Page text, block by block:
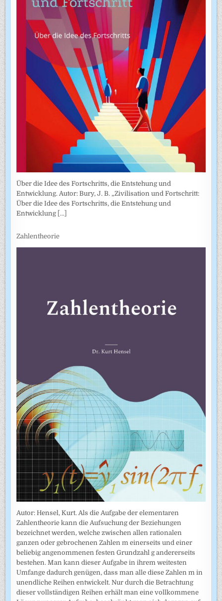
Über die Idee des Fortschritts, die Entstehung und
Entwicklung. Autor: Bury, J. B. „Zivilisation und Fortschritt:
Über die Idee des Fortschritts, die Entstehung und
Entwicklung [...]
Zahlentheorie
Autor: Hensel, Kurt. Als die Aufgabe der elementaren
Zahlentheorie kann die Aufsuchung der Beziehungen
bezeichnet werden, welche zwischen allen rationalen
ganzen oder gebrochenen Zahlen m einerseits und einer
beliebig angenommenen festen Grundzahl g andererseits
bestehen. Man kann dieser Aufgabe in ihrem weitesten
Umfange dadurch genügen, dass man alle diese Zahlen m in
unendliche Reihen entwickelt. Nur durch die Betrachtung
dieser vollständigen Reihen erhält man eine vollkommene